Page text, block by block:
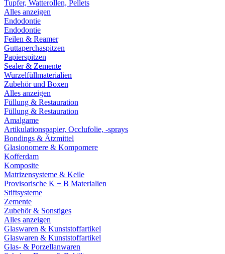
Tupfer, Watterollen, Pellets
Alles anzeigen
Endodontie
Endodontie
Feilen & Reamer
Guttaperchaspitzen
Papierspitzen
Sealer & Zemente
Wurzelfüllmaterialien
Zubehör und Boxen
Alles anzeigen
Füllung & Restauration
Füllung & Restauration
Amalgame
Artikulationspapier, Occlufolie, -sprays
Bondings & Ätzmittel
Glasionomere & Kompomere
Kofferdam
Komposite
Matrizensysteme & Keile
Provisorische K + B Materialien
Stiftsysteme
Zemente
Zubehör & Sonstiges
Alles anzeigen
Glaswaren & Kunststoffartikel
Glaswaren & Kunststoffartikel
Glas- & Porzellanwaren